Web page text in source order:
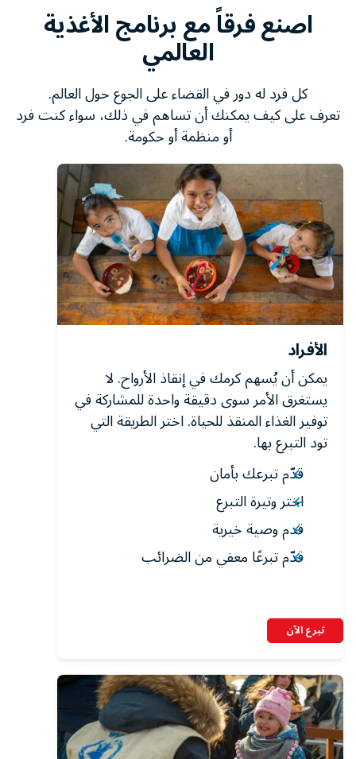
اصنع فرقاً مع برنامج الأغذية
العالمي
كل فرد له دور في القضاء على الجوع حول العالم.
تعرف على كيف يمكنك أن تساهم في ذلك، سواء كنت فرد
أو منظمة أو حكومة.
الأفراد
يمكن أن يُسهم كرمك في إنقاذ الأرواح. لا
يستغرق الأمر سوى دقيقة واحدة للمشاركة في
توفير الغذاء المنقذ للحياة. اختر الطريقة التي
تود التبرع بها.
قدّم تبرعك بأمان
اختر وتيرة التبرع
قدم وصية خيرية
قدّم تبرعًا معفي من الضرائب
تبرع الآن